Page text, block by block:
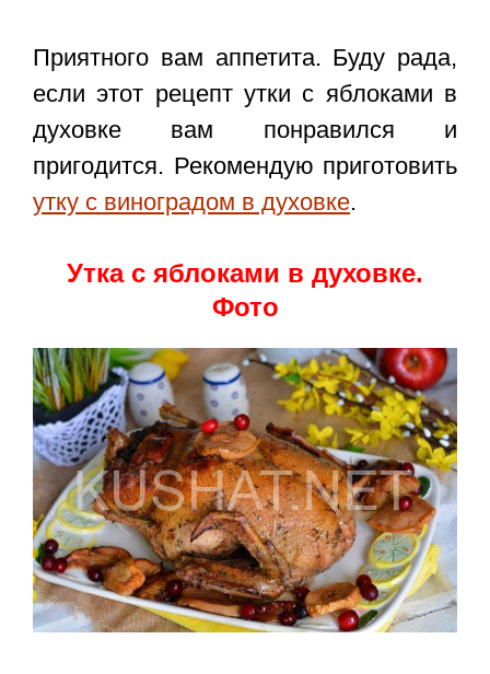
Приятного вам аппетита. Буду рада,
если этот рецепт утки с яблоками в
духовке вам понравился и
пригодится. Рекомендую приготовить
утку с виноградом в духовке.
Утка с яблоками в духовке.
Фото